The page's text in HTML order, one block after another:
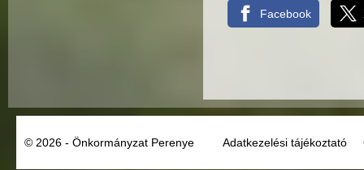
Facebook
© 2026 - Önkormányzat Perenye Adatkezelési tájékoztató